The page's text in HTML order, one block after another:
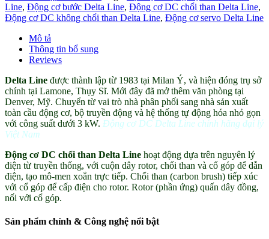
chính
hãng
Việt
Nam
Line, Động cơ bước Delta Line, Động cơ DC chổi than Delta Line,
Động cơ DC không chổi than Delta Line, Động cơ servo Delta Line
Mô tả
Thông tin bổ sung
Reviews
Delta Line được thành lập từ 1983 tại Milan Ý, và hiện đóng trụ sở
chính tại Lamone, Thụy Sĩ. Mới đây đã mở thêm văn phòng tại
Denver, Mỹ. Chuyển từ vai trò nhà phân phối sang nhà sản xuất
toàn cầu động cơ, bộ truyền động và hệ thống tự động hóa nhỏ gọn
với công suất dưới 3 kW. Động cơ DC Delta Line chính hãng đại lý
Việt Nam
Động cơ DC chổi than Delta Line hoạt động dựa trên nguyên lý
điện từ truyền thống, với cuộn dây rotor, chổi than và cổ góp để dẫn
điện, tạo mô-men xoắn trực tiếp. Chổi than (carbon brush) tiếp xúc
với cổ góp để cấp điện cho rotor. Rotor (phần ứng) quấn dây đồng,
nối với cổ góp.
Sản phẩm chính & Công nghệ nổi bật